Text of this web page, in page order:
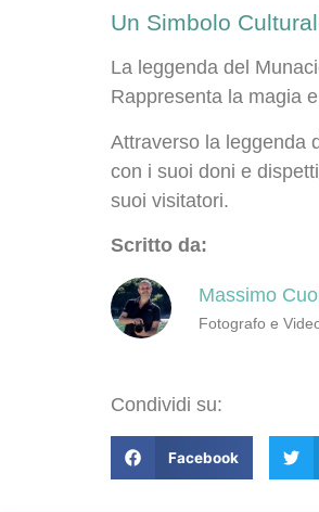
Un Simbolo
La leggenda del
Rappresenta la magia
Attraverso la leggenda
con i suoi doni e
suoi visitatori.
Scritto da:
Massimo
Fotografo e
Condividi su:
Facebook